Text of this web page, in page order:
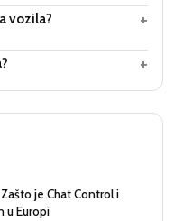
vozila? +
+
je Chat Control i
u Europi